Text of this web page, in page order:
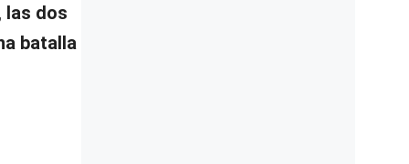
las dos
batalla